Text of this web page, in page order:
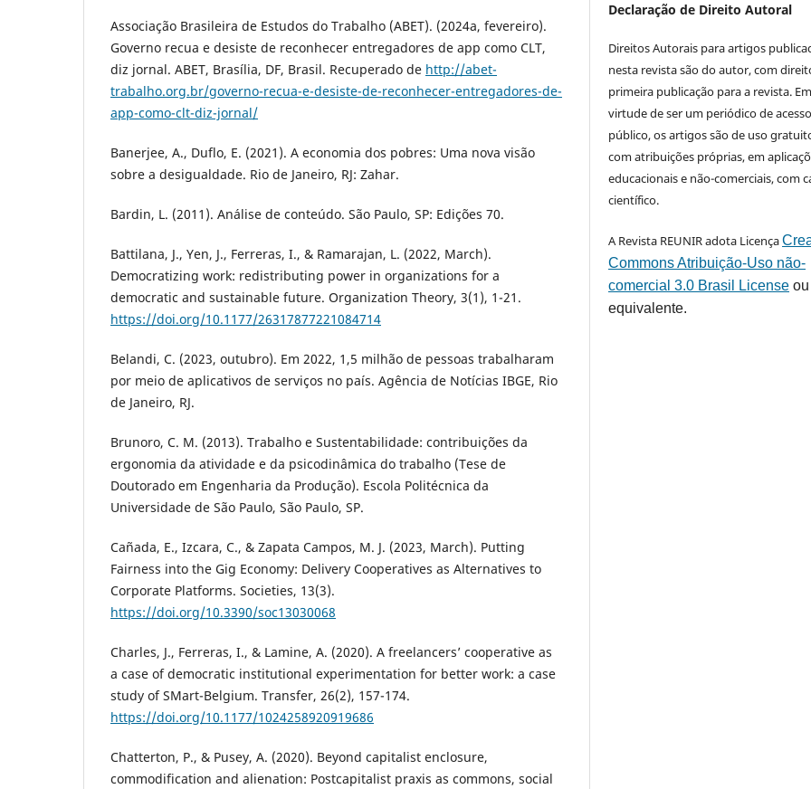
Associação Brasileira de Estudos do Trabalho (ABET). (2024a, fevereiro).
Governo recua e desiste de reconhecer entregadores de app como CLT,
diz jornal. ABET, Brasília, DF, Brasil. Recuperado de http://abet-
trabalho.org.br/governo-recua-e-desiste-de-reconhecer-entregadores-de-
app-como-clt-diz-jornal/
Banerjee, A., Duflo, E. (2021). A economia dos pobres: Uma nova visão
sobre a desigualdade. Rio de Janeiro, RJ: Zahar.
Bardin, L. (2011). Análise de conteúdo. São Paulo, SP: Edições 70.
Battilana, J., Yen, J., Ferreras, I., & Ramarajan, L. (2022, March).
Democratizing work: redistributing power in organizations for a
democratic and sustainable future. Organization Theory, 3(1), 1-21.
https://doi.org/10.1177/26317877221084714
Belandi, C. (2023, outubro). Em 2022, 1,5 milhão de pessoas trabalharam
por meio de aplicativos de serviços no país. Agência de Notícias IBGE, Rio
de Janeiro, RJ.
Brunoro, C. M. (2013). Trabalho e Sustentabilidade: contribuições da
ergonomia da atividade e da psicodinâmica do trabalho (Tese de
Doutorado em Engenharia da Produção). Escola Politécnica da
Universidade de São Paulo, São Paulo, SP.
Cañada, E., Izcara, C., & Zapata Campos, M. J. (2023, March). Putting
Fairness into the Gig Economy: Delivery Cooperatives as Alternatives to
Corporate Platforms. Societies, 13(3).
https://doi.org/10.3390/soc13030068
Charles, J., Ferreras, I., & Lamine, A. (2020). A freelancers’ cooperative as
a case of democratic institutional experimentation for better work: a case
study of SMart-Belgium. Transfer, 26(2), 157-174.
https://doi.org/10.1177/1024258920919686
Chatterton, P., & Pusey, A. (2020). Beyond capitalist enclosure,
commodification and alienation: Postcapitalist praxis as commons, social
Declaração de Direito Autoral
Direitos Autorais para artigos
nesta revista são do autor, com
primeira publicação para a revista. Em
virtude de ser um periódico de acesso
público, os artigos são de uso
com atribuições próprias, em
educacionais e não-comerciais, com
científico.
A Revista REUNIR adota Licença
Commons Atribuição-Uso não-
comercial 3.0 Brasil License
equivalente.